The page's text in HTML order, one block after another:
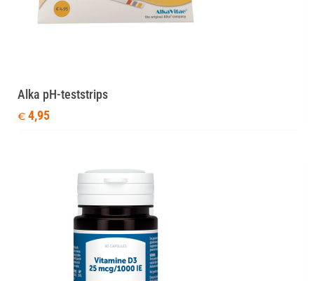
Alka pH-teststrips
€ 4,95